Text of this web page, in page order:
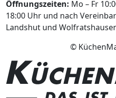
Öffnungszeiten: Mo – Fr
18:00 Uhr und nach
Landshut und
©